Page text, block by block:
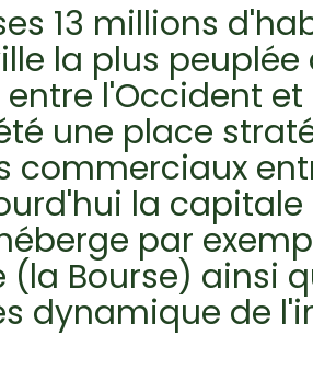
13 millions
la plus
l'Occident
une place
commerciaux
la
par
(la Bourse) ainsi
dynamique de